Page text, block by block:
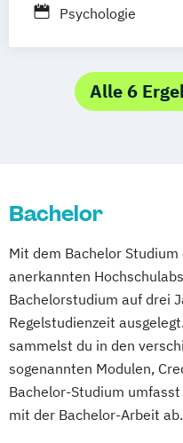
Psychologie
Alle 6
Bachelor
Mit dem Bachelor
anerkannten
Bachelorstudium auf drei
Regelstudienzeit
sammelst du in den
sogenannten Modulen,
Bachelor-Studium
mit der Bachelor-Arbeit ab.